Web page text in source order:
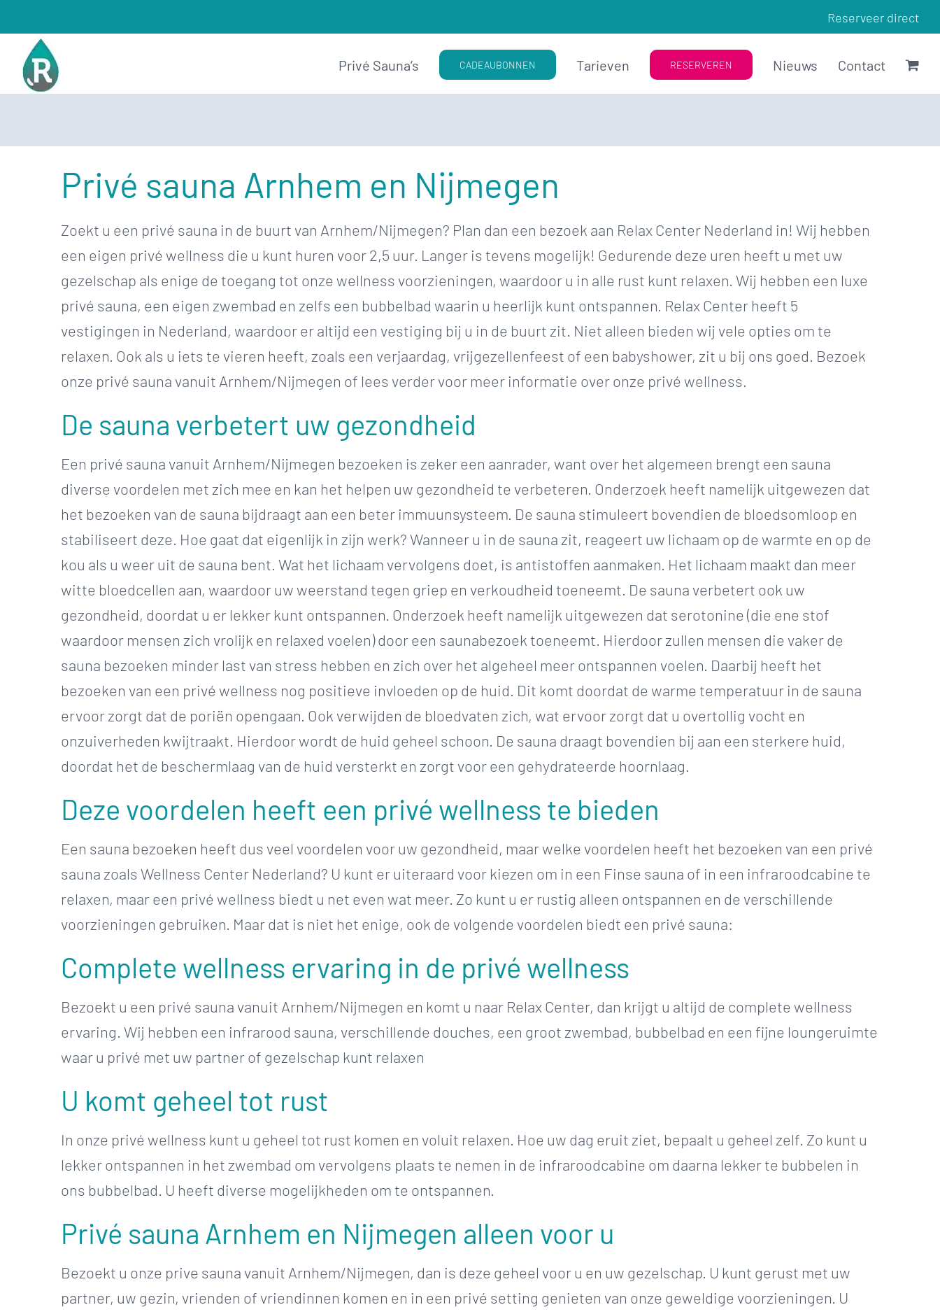
naar
inhoud
Reserveer direct
Privé Sauna’s CADEAUBONNEN Tarieven RESERVEREN Nieuws Contact
Privé sauna Arnhem en Nijmegen
Zoekt u een privé sauna in de buurt van Arnhem/Nijmegen? Plan dan een bezoek aan Relax Center Nederland in! Wij hebben
een eigen privé wellness die u kunt huren voor 2,5 uur. Langer is tevens mogelijk! Gedurende deze uren heeft u met uw
gezelschap als enige de toegang tot onze wellness voorzieningen, waardoor u in alle rust kunt relaxen. Wij hebben een luxe
privé sauna, een eigen zwembad en zelfs een bubbelbad waarin u heerlijk kunt ontspannen. Relax Center heeft 5
vestigingen in Nederland, waardoor er altijd een vestiging bij u in de buurt zit. Niet alleen bieden wij vele opties om te
relaxen. Ook als u iets te vieren heeft, zoals een verjaardag, vrijgezellenfeest of een babyshower, zit u bij ons goed. Bezoek
onze privé sauna vanuit Arnhem/Nijmegen of lees verder voor meer informatie over onze privé wellness.
De sauna verbetert uw gezondheid
Een privé sauna vanuit Arnhem/Nijmegen bezoeken is zeker een aanrader, want over het algemeen brengt een sauna
diverse voordelen met zich mee en kan het helpen uw gezondheid te verbeteren. Onderzoek heeft namelijk uitgewezen dat
het bezoeken van de sauna bijdraagt aan een beter immuunsysteem. De sauna stimuleert bovendien de bloedsomloop en
stabiliseert deze. Hoe gaat dat eigenlijk in zijn werk? Wanneer u in de sauna zit, reageert uw lichaam op de warmte en op de
kou als u weer uit de sauna bent. Wat het lichaam vervolgens doet, is antistoffen aanmaken. Het lichaam maakt dan meer
witte bloedcellen aan, waardoor uw weerstand tegen griep en verkoudheid toeneemt. De sauna verbetert ook uw
gezondheid, doordat u er lekker kunt ontspannen. Onderzoek heeft namelijk uitgewezen dat serotonine (die ene stof
waardoor mensen zich vrolijk en relaxed voelen) door een saunabezoek toeneemt. Hierdoor zullen mensen die vaker de
sauna bezoeken minder last van stress hebben en zich over het algeheel meer ontspannen voelen. Daarbij heeft het
bezoeken van een privé wellness nog positieve invloeden op de huid. Dit komt doordat de warme temperatuur in de sauna
ervoor zorgt dat de poriën opengaan. Ook verwijden de bloedvaten zich, wat ervoor zorgt dat u overtollig vocht en
onzuiverheden kwijtraakt. Hierdoor wordt de huid geheel schoon. De sauna draagt bovendien bij aan een sterkere huid,
doordat het de beschermlaag van de huid versterkt en zorgt voor een gehydrateerde hoornlaag.
Deze voordelen heeft een privé wellness te bieden
Een sauna bezoeken heeft dus veel voordelen voor uw gezondheid, maar welke voordelen heeft het bezoeken van een privé
sauna zoals Wellness Center Nederland? U kunt er uiteraard voor kiezen om in een Finse sauna of in een infraroodcabine te
relaxen, maar een privé wellness biedt u net even wat meer. Zo kunt u er rustig alleen ontspannen en de verschillende
voorzieningen gebruiken. Maar dat is niet het enige, ook de volgende voordelen biedt een privé sauna:
Complete wellness ervaring in de privé wellness
Bezoekt u een privé sauna vanuit Arnhem/Nijmegen en komt u naar Relax Center, dan krijgt u altijd de complete wellness
ervaring. Wij hebben een infrarood sauna, verschillende douches, een groot zwembad, bubbelbad en een fijne loungeruimte
waar u privé met uw partner of gezelschap kunt relaxen
U komt geheel tot rust
In onze privé wellness kunt u geheel tot rust komen en voluit relaxen. Hoe uw dag eruit ziet, bepaalt u geheel zelf. Zo kunt u
lekker ontspannen in het zwembad om vervolgens plaats te nemen in de infraroodcabine om daarna lekker te bubbelen in
ons bubbelbad. U heeft diverse mogelijkheden om te ontspannen.
Privé sauna Arnhem en Nijmegen alleen voor u
Bezoekt u onze prive sauna vanuit Arnhem/Nijmegen, dan is deze geheel voor u en uw gezelschap. U kunt gerust met uw
partner, uw gezin, vrienden of vriendinnen komen en in een privé setting genieten van onze geweldige voorzieningen. U